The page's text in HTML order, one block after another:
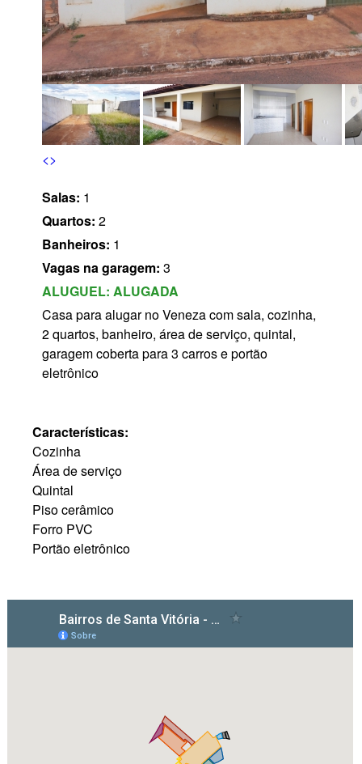
<>
Salas: 1
Quartos: 2
Banheiros: 1
Vagas na garagem: 3
ALUGUEL: ALUGADA
Casa para alugar no Veneza com sala, cozinha,
2 quartos, banheiro, área de serviço, quintal,
garagem coberta para 3 carros e portão
eletrônico
Características:
Cozinha
Área de serviço
Quintal
Piso cerâmico
Forro PVC
Portão eletrônico